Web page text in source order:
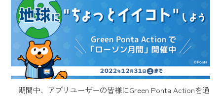
期間中、アプリユーザーの皆様にGreen Ponta Actionを通